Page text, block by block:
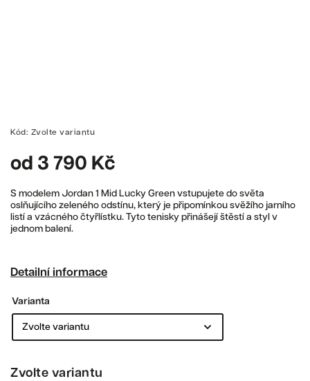
Kód: Zvolte variantu
od 3 790 Kč
S modelem Jordan 1 Mid Lucky Green vstupujete do světa
oslňujícího zeleného odstínu, který je připomínkou svěžího jarního
listí a vzácného čtyřlístku. Tyto tenisky přinášejí štěstí a styl v
jednom balení.
Detailní informace
Varianta
Zvolte variantu